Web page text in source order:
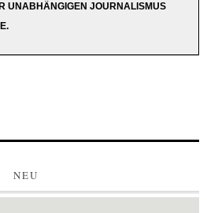
UNABHÄNGIGEN JOURNALISMUS
NEU